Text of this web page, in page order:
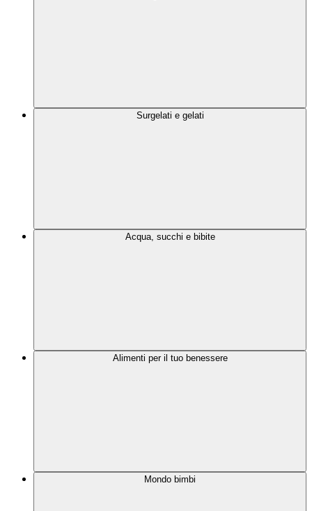
Surgelati e gelati
Acqua, succhi e bibite
Alimenti per il tuo benessere
Mondo bimbi